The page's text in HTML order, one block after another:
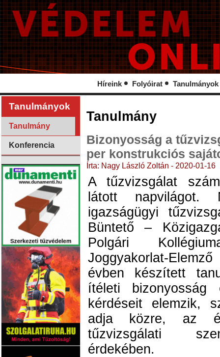
Híreink Folyóirat Tanulmányok
Tanulmányok
Tanulmány
Konferencia
Tanulmány
Bizonyosság a
per konstrukciós
Írta: Nagy László Zoltán - 2020-01-16
A tűzvizsgálat
látott napvilágot.
igazságügyi
Büntető –
Polgári
Joggyakorlat-
évben készített
ítéleti bizonyosság
kérdéseit elemzik,
adja közre, az
tűzvizsgálati
érdekében.